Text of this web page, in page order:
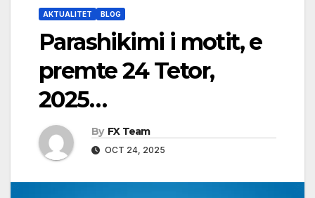
AKTUALITET BLOG
Parashikimi i motit, e
premte 24 Tetor,
2025…
By FX Team
OCT 24, 2025